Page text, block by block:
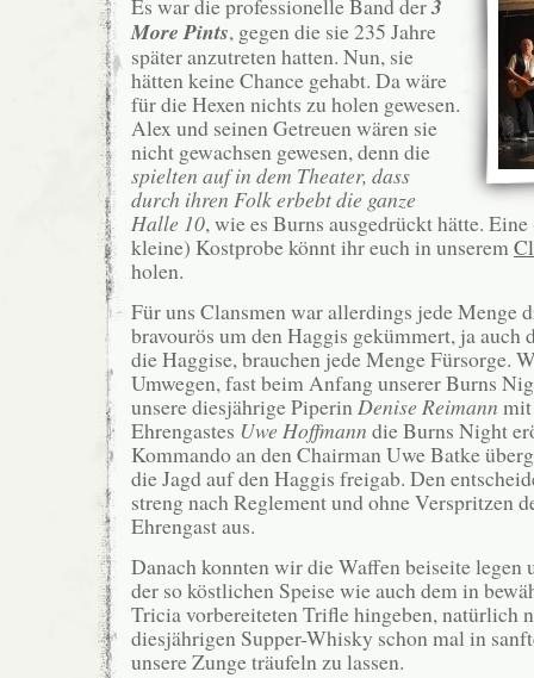
3
More Pints, gegen die sie 235 Jahre
später anzutreten hatten. Nun, sie
hätten keine Chance gehabt. Da wäre
für die Hexen nichts zu holen gewesen.
Alex und seinen Getreuen wären sie
nicht gewachsen gewesen, denn die
spielten auf in dem Theater, dass
durch ihren Folk erbebt die ganze
Halle 10, wie es Burns ausgedrückt hätte.
kleine) Kostprobe könnt ihr euch in unserem
holen.
Für uns Clansmen war allerdings jede Menge
bravourös um den Haggis gekümmert, ja auch
die Haggise, brauchen jede Menge Fürsorge.
Umwegen, fast beim Anfang unserer Burns
unsere diesjährige PiperinDenise Reimann mit
Ehrengastes Uwe Hoffmann die Burns Night
Kommando an den Chairman Uwe Batke
die Jagd auf den Haggis freigab. Den
streng nach Reglement und ohne Verspritzen
Ehrengast aus.
Danach konnten wir die Waffen beiseite legen
der so köstlichen Speise wie auch dem in
Tricia vorbereiteten Trifle hingeben, natürlich
diesjährigen Supper-Whisky schon mal in
unsere Zunge träufeln zu lassen.